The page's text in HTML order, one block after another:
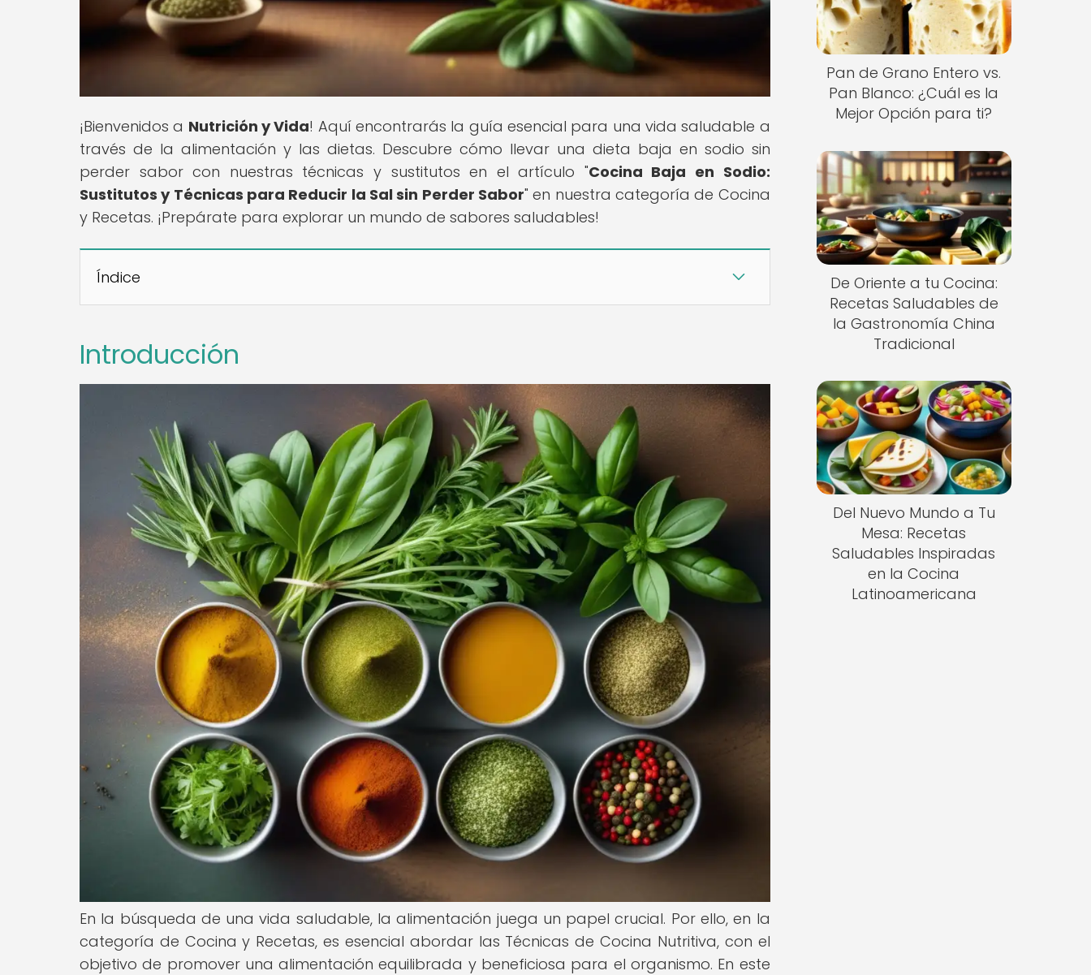
¡Bienvenidos a Nutrición y Vida! Aquí encontrarás la guía esencial para una vida saludable a
través de la alimentación y las dietas. Descubre cómo llevar una dieta baja en sodio sin
perder sabor con nuestras técnicas y sustitutos en el artículo "Cocina Baja en Sodio:
Sustitutos y Técnicas para Reducir la Sal sin Perder Sabor" en nuestra categoría de Cocina
y Recetas. ¡Prepárate para explorar un mundo de sabores saludables!
Índice
Introducción
En la búsqueda de una vida saludable, la alimentación juega un papel crucial. Por ello, en la
categoría de Cocina y Recetas, es esencial abordar las Técnicas de Cocina Nutritiva, con el
objetivo de promover una alimentación equilibrada y beneficiosa para el organismo. En este
Pan de Grano Entero vs.
Pan Blanco: ¿Cuál es la
Mejor Opción para ti?
De Oriente a tu Cocina:
Recetas Saludables de
la Gastronomía China
Tradicional
Del Nuevo Mundo a Tu
Mesa: Recetas
Saludables Inspiradas
en la Cocina
Latinoamericana